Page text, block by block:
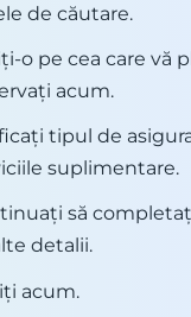
de căutare.
o pe cea care vă
acum.
tipul de
suplimentare.
să
detalii.
acum.